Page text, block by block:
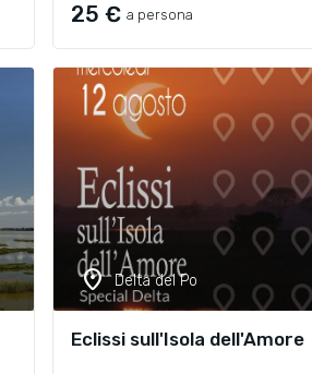
25 € a persona
location_on Delta del Po
Eclissi sull'Isola dell'Amore